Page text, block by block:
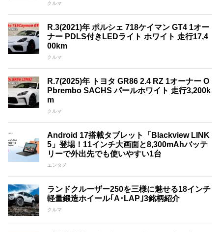
クルマ
R.3(2021)年 ポルシェ 718ケイマン GT4 1オー
ナー PDLS付きLEDライト ホワイト 走行17,4
00km
クルマ
R.7(2025)年 トヨタ GR86 2.4 RZ 1オーナー O
Pbrembo SACHS パールホワイト 走行3,200k
m
クルマ
Android 17搭載タブレット「Blackview LINK
5」登場！11インチ大画面と8,300mAhバッテ
リーで外出先でも使いやすい1台
エンタメ
ランドクルーザー250を三様に魅せる18インチ
軽量鍛造ホイール｢A･LAP｣3銘柄紹介
クルマ